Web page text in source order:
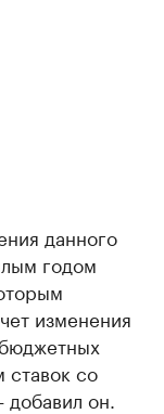
данного
годом
изменения
со
он.